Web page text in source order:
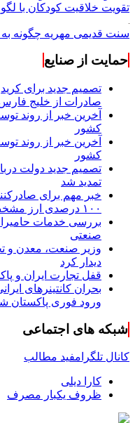
تقویت خلاقیت کودکان با
سنت قدیمی مهریه چگونه
حمایت از صنایع
تصمیم جدید برای
صادرات از خلیج
آخرین خبر از روند
کشور
آخرین خبر از روند
کشور
تصمیم جدید دولت
تمدید شد
خبر مهم برای
۱۰۰ درصدی ارز مشخص شد
بررسی خدمات
صنعتی
وزیر صنعت، معدن و
دیدار کرد
قفل تجارت ایران و
بحران کانتینر‌های
ورود فوری پاکستان
شبکه های اجتماعی
کانال تلگرامفید مطالب
کارا دیلی
ظروف یکبار مصرف